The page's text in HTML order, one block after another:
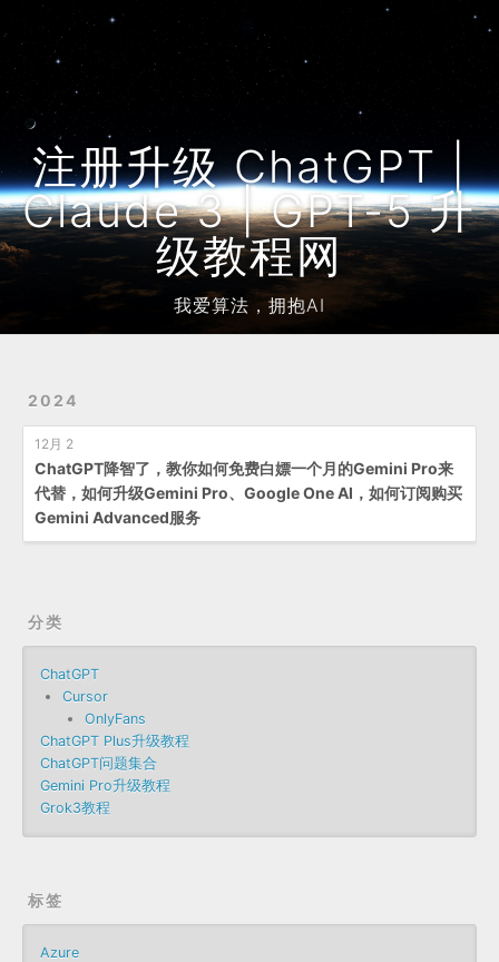
注册升级 ChatGPT |
Claude 3 | GPT-5 升
级教程网
我爱算法，拥抱AI
2024
12月 2
ChatGPT降智了，教你如何免费白嫖一个月的Gemini Pro来
代替，如何升级Gemini Pro、Google One AI，如何订阅购买
Gemini Advanced服务
分类
ChatGPT
Cursor
OnlyFans
ChatGPT Plus升级教程
ChatGPT问题集合
Gemini Pro升级教程
Grok3教程
标签
Azure
友链